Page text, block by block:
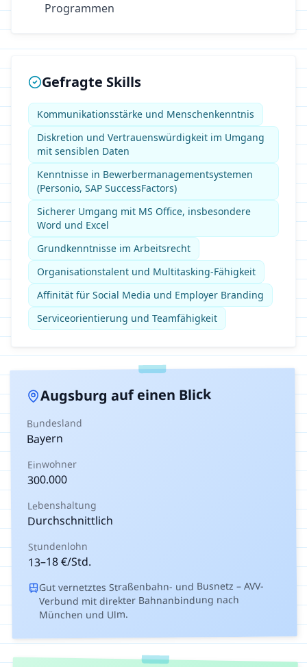
Programmen
Gefragte Skills
Kommunikationsstärke und Menschenkenntnis
Diskretion und Vertrauenswürdigkeit im Umgang
mit sensiblen Daten
Kenntnisse in Bewerbermanagementsystemen
(Personio, SAP SuccessFactors)
Sicherer Umgang mit MS Office, insbesondere
Word und Excel
Grundkenntnisse im Arbeitsrecht
Organisationstalent und Multitasking-Fähigkeit
Affinität für Social Media und Employer Branding
Serviceorientierung und Teamfähigkeit
Augsburg auf einen Blick
Bundesland
Bayern
Einwohner
300.000
Lebenshaltung
Durchschnittlich
Stundenlohn
13–18€/Std.
Gut vernetztes Straßenbahn- und Busnetz – AVV-
Verbund mit direkter Bahnanbindung nach
München und Ulm.